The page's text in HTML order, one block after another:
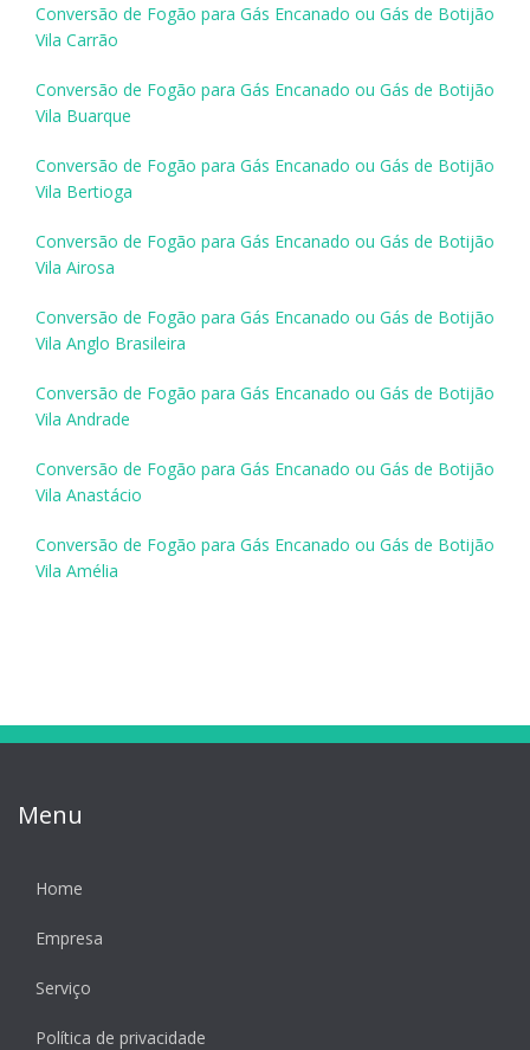
Conversão de Fogão para Gás Encanado ou Gás de Botijão
Vila Carrão
Conversão de Fogão para Gás Encanado ou Gás de Botijão
Vila Buarque
Conversão de Fogão para Gás Encanado ou Gás de Botijão
Vila Bertioga
Conversão de Fogão para Gás Encanado ou Gás de Botijão
Vila Airosa
Conversão de Fogão para Gás Encanado ou Gás de Botijão
Vila Anglo Brasileira
Conversão de Fogão para Gás Encanado ou Gás de Botijão
Vila Andrade
Conversão de Fogão para Gás Encanado ou Gás de Botijão
Vila Anastácio
Conversão de Fogão para Gás Encanado ou Gás de Botijão
Vila Amélia
Menu
Home
Empresa
Serviço
Política de privacidade